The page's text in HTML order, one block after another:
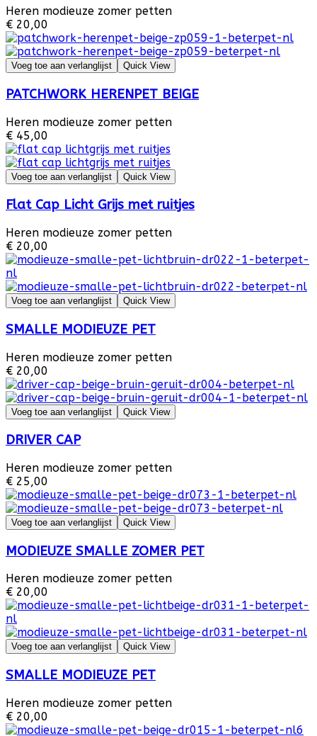
Heren modieuze zomer petten
€ 20,00
Voeg toe aan verlanglijst Quick View
PATCHWORK HERENPET BEIGE
Heren modieuze zomer petten
€ 45,00
Voeg toe aan verlanglijst Quick View
Flat Cap Licht Grijs met ruitjes
Heren modieuze zomer petten
€ 20,00
Voeg toe aan verlanglijst Quick View
SMALLE MODIEUZE PET
Heren modieuze zomer petten
€ 20,00
Voeg toe aan verlanglijst Quick View
DRIVER CAP
Heren modieuze zomer petten
€ 25,00
Voeg toe aan verlanglijst Quick View
MODIEUZE SMALLE ZOMER PET
Heren modieuze zomer petten
€ 20,00
Voeg toe aan verlanglijst Quick View
SMALLE MODIEUZE PET
Heren modieuze zomer petten
€ 20,00